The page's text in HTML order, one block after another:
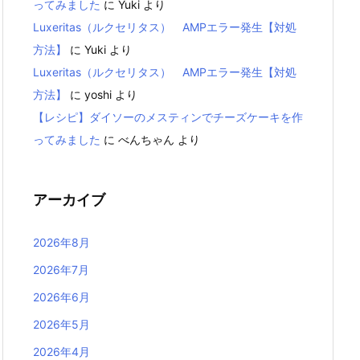
ってみました に Yuki より
Luxeritas（ルクセリタス） AMPエラー発生【対処
方法】
に Yuki より
Luxeritas（ルクセリタス） AMPエラー発生【対処
方法】
に yoshi より
【レシピ】ダイソーのメスティンでチーズケーキを作
ってみました に べんちゃん より
アーカイブ
2026年8月
2026年7月
2026年6月
2026年5月
2026年4月